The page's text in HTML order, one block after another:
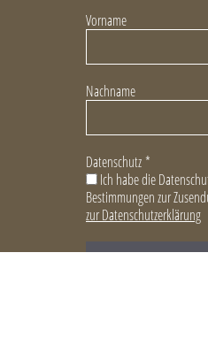
Vorname
Nachname
Datenschutz *
Ich habe die
Bestimmungen zur
zur Datenschutzerklärung